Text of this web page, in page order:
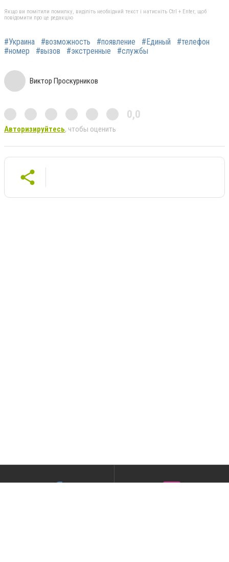
Якщо ви помітили помилку, виділіть необхідний текст і натисніть Ctrl + Enter, щоб
повідомити про це редакцію
#Украина #возможность #появление #Единый
#телефон
#номер
#вызов #экстренные #службы
Виктор Проскурников
0,0
Авторизируйтесь, чтобы оценить